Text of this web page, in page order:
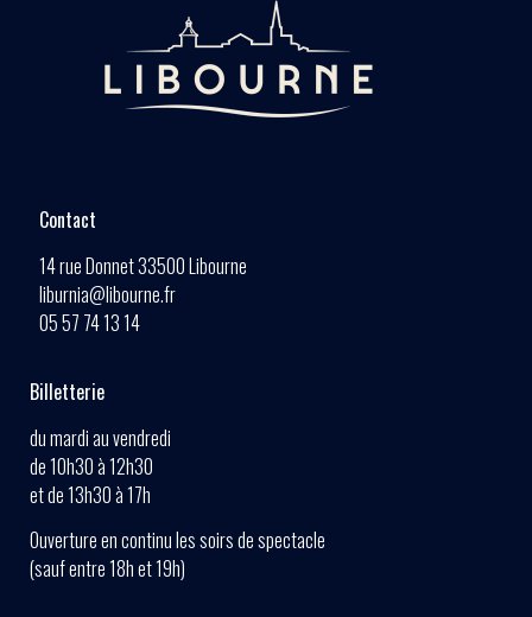
Contact
14 rue Donnet 33500 Libourne
liburnia@libourne.fr
05 57 74 13 14
Billetterie
du mardi au vendredi
de 10h30 à 12h30
et de 13h30 à 17h
Ouverture en continu les soirs de spectacle
(sauf entre 18h et 19h)